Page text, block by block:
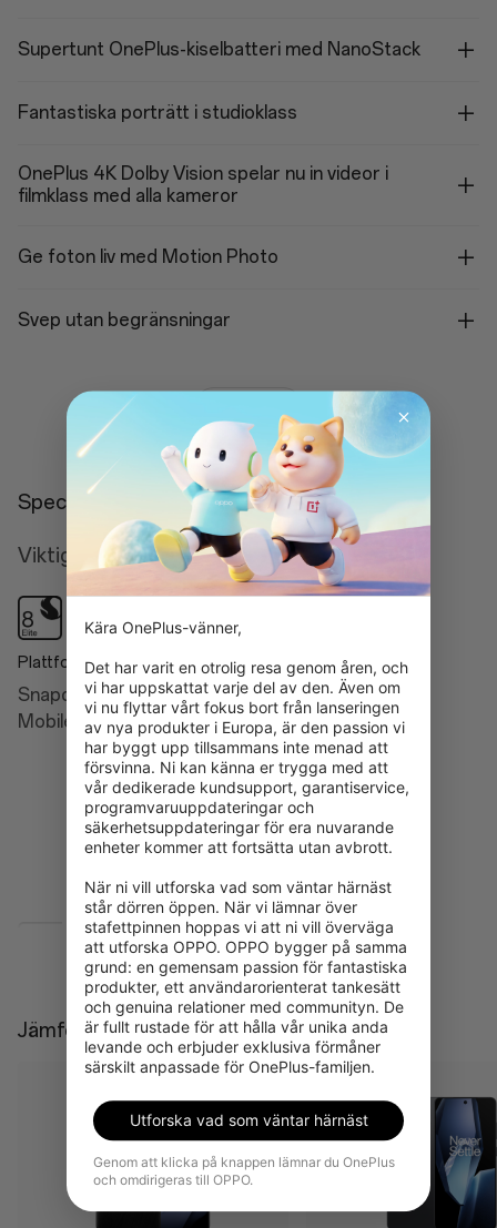
Supertunt OnePlus-kiselbatteri med NanoStack
Fantastiska porträtt i studioklass
OnePlus 4K Dolby Vision spelar nu in videor i
filmklass med alla kameror
Ge foton liv med Motion Photo
Svep utan begränsningar
Specifikationer
Viktiga funktioner
Plattform
Snapdragon® 8 Elite
Mobile Platform
AI
Intelligent Search
Google Gemini
AI Detail Boost
AI Unblur
AI Reflection Eraser
50MP Wide Camera
50MP Ultra Wide Camera
3X Triprism
3x optical zoom
Up to 120x digital zoom
Tålighet
IP68
IP69
Ceramic Guard
Visa mer
Jämföra
Kära OnePlus-vänner,
Det har varit en otrolig resa genom åren, och
vi har uppskattat varje del av den. Även om
vi nu flyttar vårt fokus bort från lanseringen
av nya produkter i Europa, är den passion vi
har byggt upp tillsammans inte menad att
försvinna. Ni kan känna er trygga med att
vår dedikerade kundsupport, garantiservice,
programvaruuppdateringar och
säkerhetsuppdateringar för era nuvarande
enheter kommer att fortsätta utan avbrott.
När ni vill utforska vad som väntar härnäst
står dörren öppen. När vi lämnar över
stafettpinnen hoppas vi att ni vill överväga
att utforska OPPO. OPPO bygger på samma
grund: en gemensam passion för fantastiska
produkter, ett användarorienterat tankesätt
och genuina relationer med communityn. De
är fullt rustade för att hålla vår unika anda
levande och erbjuder exklusiva förmåner
särskilt anpassade för OnePlus-familjen.
Utforska vad som väntar härnäst
Genom att klicka på knappen lämnar du OnePlus
och omdirigeras till OPPO.